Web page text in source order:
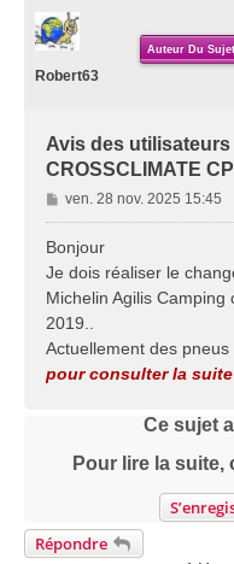
Auteur Du Sujet
Robert63
Avis des
CROSSCLIMATE CP
M
e
a
g
e
ven. 28 nov. 2025 15:45
Bonjour
Je dois réaliser le
Michelin Agilis
2019..
Actuellement des pneus
pour consulter la
Ce sujet
Pour lire la
Répondre